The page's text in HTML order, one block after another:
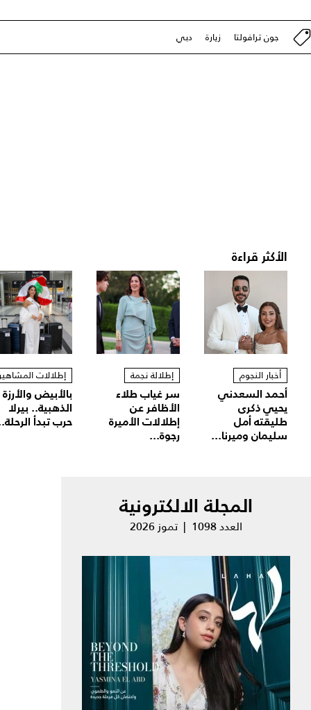
جون ترافولتا زيارة دبي
الأكثر قراءة
أخبار النجوم
أحمد السعدني
يحيي ذكرى
طليقته أمل
سليمان وميرنا...
إطلالة نجمة
سر غياب طلاء
الأظافر عن
إطلالات الأميرة
رجوة...
إطلالات
بالأبيض والأرزة
الذهبية.. بيرلا
حرب تبدأ
المجلة الالكترونية
العدد 1098 | تموز 2026